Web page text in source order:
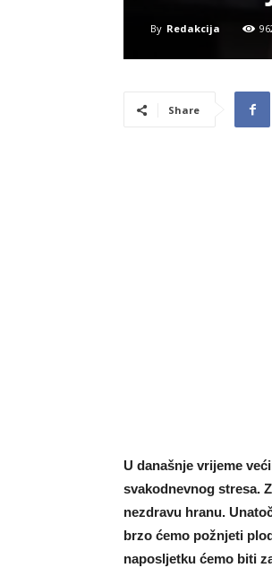
By Redakcija
Share
U današnje vrijeme
svakodnevnog stresa.
nezdravu hranu.
brzo ćemo požnjeti
naposljetku ćemo biti